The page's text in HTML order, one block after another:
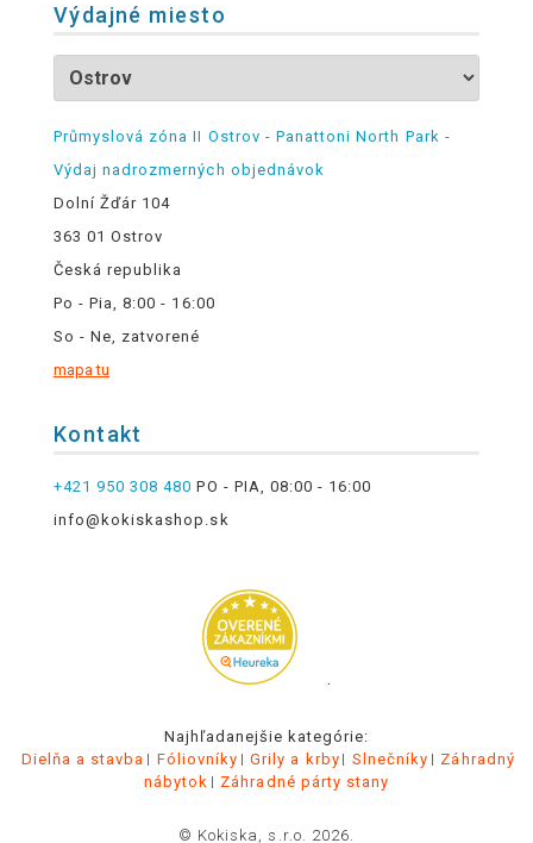
Výdajné miesto
Průmyslová zóna II Ostrov - Panattoni North Park -
Výdaj nadrozmerných objednávok
Dolní Žďár 104
363 01 Ostrov
Česká republika
Po - Pia, 8:00 - 16:00
So - Ne, zatvorené
mapa tu
Kontakt
+421 950 308 480 PO - PIA, 08:00 - 16:00
info@kokiskashop.sk
.
Najhľadanejšie kategórie:
Dielňa a stavba
Fóliovníky Grily a krby Slnečníky
Záhradný
nábytok
Záhradné párty stany
© Kokiska, s.r.o. 2026.